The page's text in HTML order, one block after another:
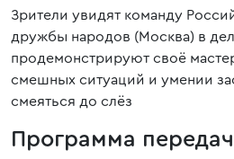
Зрители увидят команду
дружбы народов (Москва) в
продемонстрируют своё
смешных ситуаций и умении
смеяться до слёз
Программа передач